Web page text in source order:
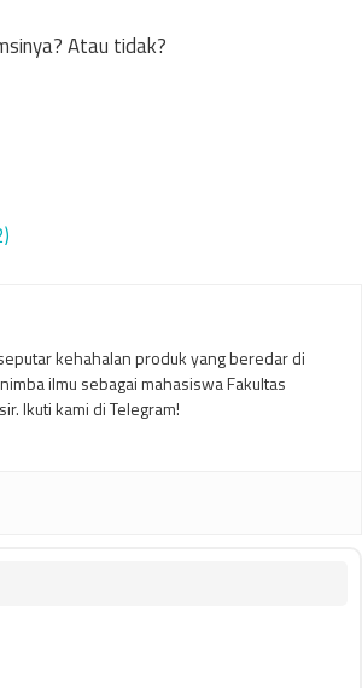
Atau tidak?
kehahalan produk yang beredar di
ilmu sebagai mahasiswa Fakultas
Ikuti kami di Telegram!